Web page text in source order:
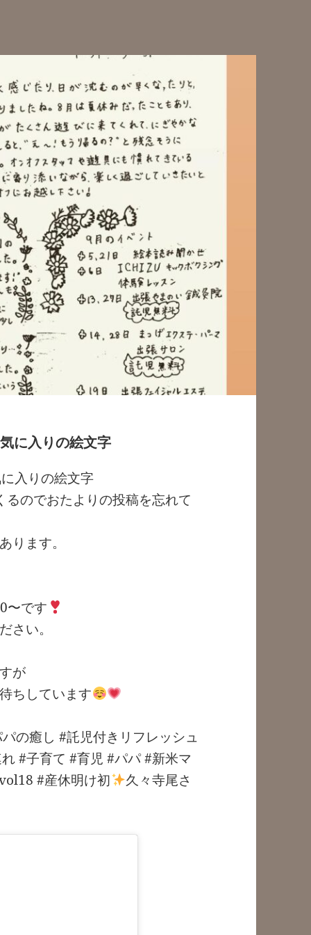
に入りの絵文字
入りの絵文字
のでおたよりの投稿を忘れて
ります。
〜です
さい。
が
ちしています
の癒し #託児付きリフレッシュ
#子育て #育児 #パパ #新米マ
#産休明け初
久々寺尾さ